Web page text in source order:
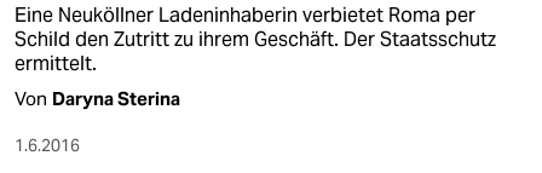
Eine Neuköllner Ladeninhaberin verbietet Roma per
Schild den Zutritt zu ihrem Geschäft. Der Staatsschutz
ermittelt.
Von Daryna Sterina
1.6.2016